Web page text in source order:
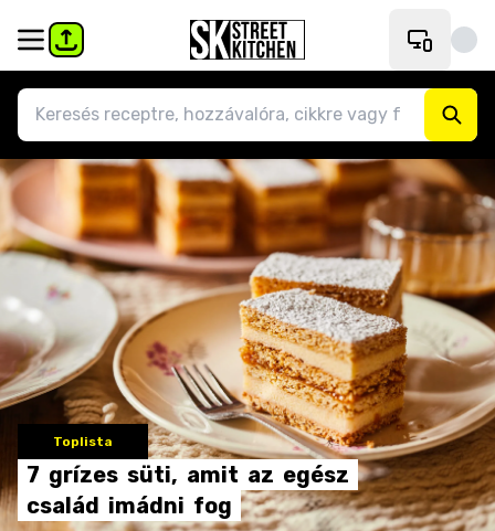
Toplista
7 grízes süti, amit az egész
család imádni fog